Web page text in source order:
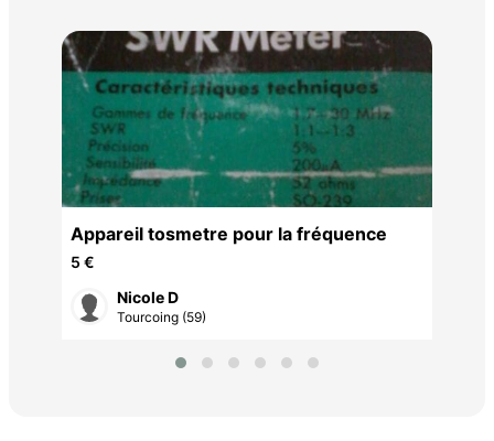
Appareil tosmetre pour la fréquence
5 €
Nicole D
Tourcoing (59)